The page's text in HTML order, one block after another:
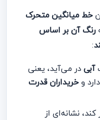
خط میانگین متحرک
رنگ آن بر اساس
:
آبی در می‌آید، یعنی
وخریداران قدرت
کند، نشانه‌ای از